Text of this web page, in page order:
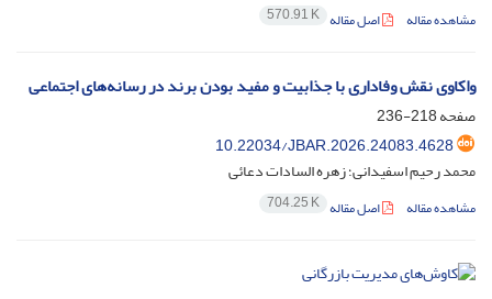
مشاهده مقاله اصل مقاله 570.91 K
واکاوی نقش وفاداری با جذابیت و مفید بودن برند در رسانه‌های اجتماعی
صفحه218-236
10.22034/JBAR.2026.24083.4628
محمد رحیم اسفیدانی؛ زهره السادات دعائی
مشاهده مقاله اصل مقاله 704.25 K